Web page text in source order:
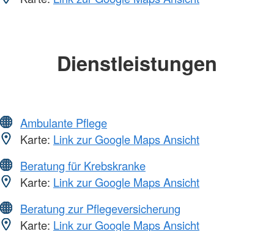
Dienstleistungen
Ambulante Pflege
Karte: Link zur Google Maps Ansicht
Beratung für Krebskranke
Karte: Link zur Google Maps Ansicht
Beratung zur Pflegeversicherung
Karte: Link zur Google Maps Ansicht